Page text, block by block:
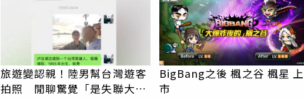
旅遊變認親！陸男幫台灣遊客
拍照 閒聊驚覺「是失聯大
BigBang之後 楓之谷 楓星 上
市